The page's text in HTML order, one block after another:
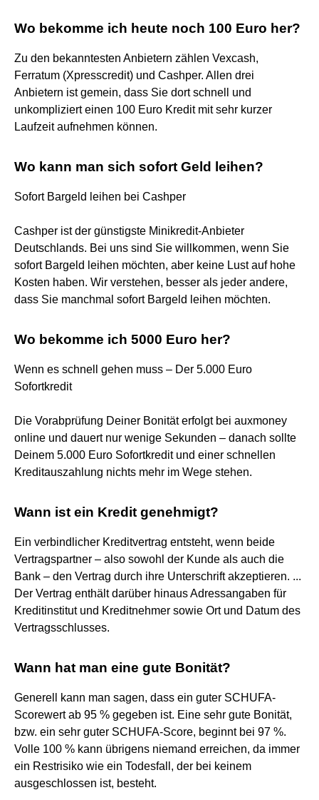
Wo bekomme ich heute noch 100 Euro her?
Zu den bekanntesten Anbietern zählen Vexcash,
Ferratum (Xpresscredit) und Cashper. Allen drei
Anbietern ist gemein, dass Sie dort schnell und
unkompliziert einen 100 Euro Kredit mit sehr kurzer
Laufzeit aufnehmen können.
Wo kann man sich sofort Geld leihen?
​Sofort Bargeld leihen bei Cashper
​Cashper ist der günstigste Minikredit-Anbieter
Deutschlands. Bei uns sind Sie willkommen, wenn Sie
sofort Bargeld leihen möchten, aber keine Lust auf hohe
Kosten haben. Wir verstehen, besser als jeder andere,
dass Sie manchmal sofort Bargeld leihen möchten.
Wo bekomme ich 5000 Euro her?
Wenn es schnell gehen muss – Der 5.000 Euro
Sofortkredit
Die Vorabprüfung Deiner Bonität erfolgt bei auxmoney
online und dauert nur wenige Sekunden – danach sollte
Deinem 5.000 Euro Sofortkredit und einer schnellen
Kreditauszahlung nichts mehr im Wege stehen.
Wann ist ein Kredit genehmigt?
Ein verbindlicher Kreditvertrag entsteht, wenn beide
Vertragspartner – also sowohl der Kunde als auch die
Bank – den Vertrag durch ihre Unterschrift akzeptieren. ...
Der Vertrag enthält darüber hinaus Adressangaben für
Kreditinstitut und Kreditnehmer sowie Ort und Datum des
Vertragsschlusses.
Wann hat man eine gute Bonität?
Generell kann man sagen, dass ein guter SCHUFA-
Scorewert ab 95 % gegeben ist. Eine sehr gute Bonität,
bzw. ein sehr guter SCHUFA-Score, beginnt bei 97 %.
Volle 100 % kann übrigens niemand erreichen, da immer
ein Restrisiko wie ein Todesfall, der bei keinem
ausgeschlossen ist, besteht.